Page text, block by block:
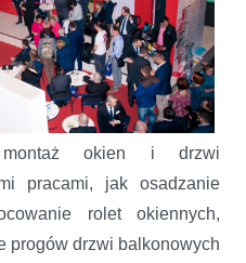
montaż okien i drzwi
pracami, jak osadzanie
rolet okiennych,
progów drzwi balkonowych